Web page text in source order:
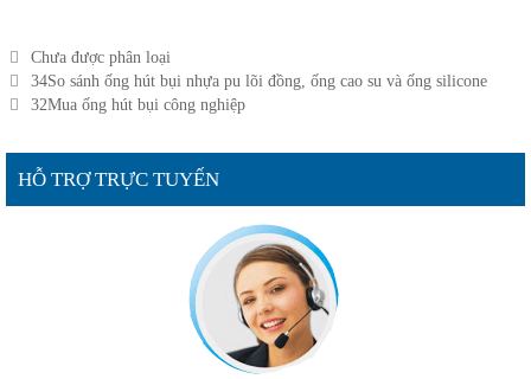
Categories
Chưa được phân loại
Post
navigation
34So sánh ống hút bụi nhựa pu lõi đồng, ống cao su và ống silicone
32Mua ống hút bụi công nghiệp
HỖ TRỢ TRỰC TUYẾN